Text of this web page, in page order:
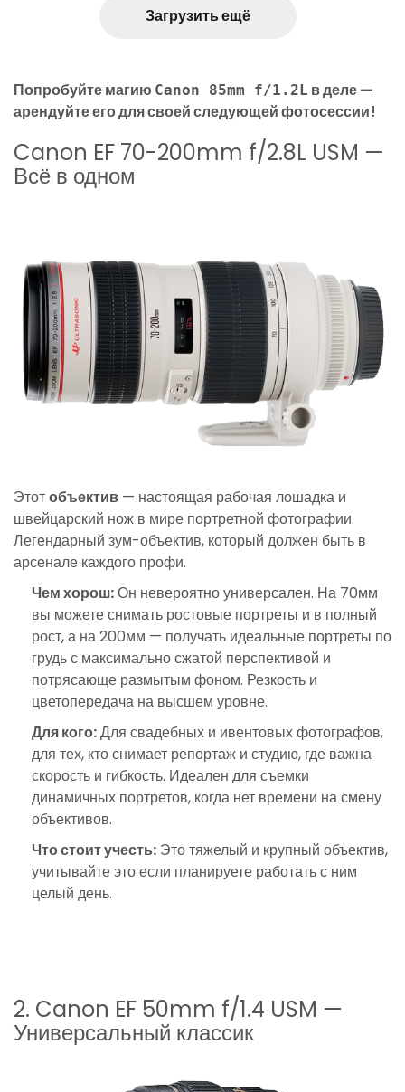
Загрузить ещё
Попробуйте магию Canon 85mm f/1.2L в деле —
арендуйте его для своей следующей фотосессии!
Canon EF 70-200mm f/2.8L USM —
Всё в одном
Этотобъектив — настоящая рабочая лошадка и
швейцарский нож в мире портретной фотографии.
Легендарный зум-объектив, который должен быть в
арсенале каждого профи.
Чем хорош:Он невероятно универсален. На 70мм
вы можете снимать ростовые портреты и в полный
рост, а на 200мм — получать идеальные портреты по
грудь с максимально сжатой перспективой и
потрясающе размытым фоном. Резкость и
цветопередача на высшем уровне.
Для кого:Для свадебных и ивентовых фотографов,
для тех, кто снимает репортаж и студию, где важна
скорость и гибкость. Идеален для съемки
динамичных портретов, когда нет времени на смену
объективов.
Что стоит учесть: Это тяжелый и крупный объектив,
учитывайте это если планируете работать с ним
целый день.
2. Canon EF 50mm f/1.4 USM —
Универсальный классик